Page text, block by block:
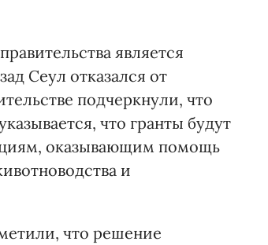
является
Сеул отказался от
подчеркнули, что
что гранты будут
оказывающим помощь
и
что решение